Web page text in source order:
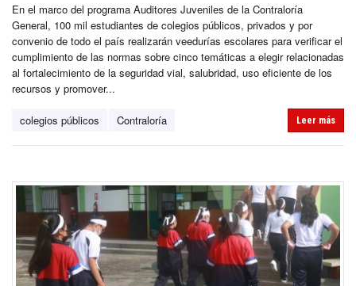
En el marco del programa Auditores Juveniles de la Contraloría
General, 100 mil estudiantes de colegios públicos, privados y por
convenio de todo el país realizarán veedurías escolares para verificar el
cumplimiento de las normas sobre cinco temáticas a elegir relacionadas
al fortalecimiento de la seguridad vial, salubridad, uso eficiente de los
recursos y promover...
colegios públicos Contraloría Leer más